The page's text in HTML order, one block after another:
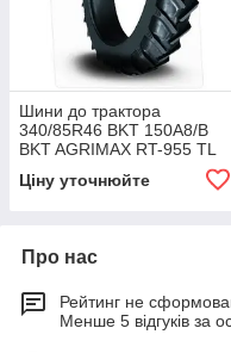
Шини до трактора
340/85R46 BKT 150A8/B
BKT AGRIMAX RT-955 TL
Ціну уточнюйте
Про нас
Рейтинг не
Менше 5 відгуків за